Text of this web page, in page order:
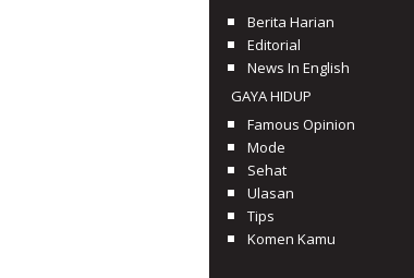
Berita Harian
Editorial
News In English
GAYA HIDUP
Famous Opinion
Mode
Sehat
Ulasan
Tips
Komen Kamu